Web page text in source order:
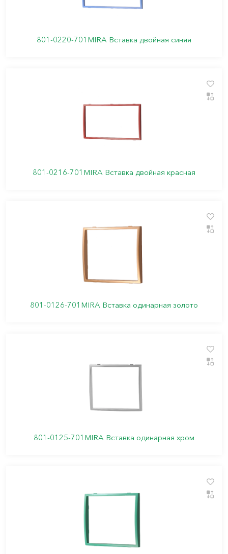
801-0220-701MIRA Вставка двойная синяя
801-0216-701MIRA Вставка двойная красная
801-0126-701MIRA Вставка одинарная золото
801-0125-701MIRA Вставка одинарная хром